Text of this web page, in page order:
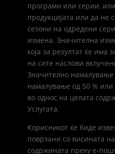
програми или серии,
продукцијата или да не
сезони на одредени
измена. Значителна
која за резултат ќе има
на сите наслови
Значително
намалување од 50 % или
во однос на целата
Услугата.
Корисникот ќе биде
поврзани со висината
содржината преку е-